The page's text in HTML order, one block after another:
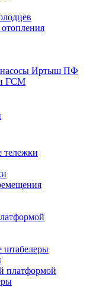
насосы Иртыш ПФ
и ГСМ
тележки
штабелеры
платформой